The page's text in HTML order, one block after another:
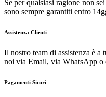
Se per qualsiasi ragione non
sono sempre garantiti entro
Assistenza Clienti
Il nostro team di assistenza è a
noi via Email, via WhatsApp o
Pagamenti Sicuri